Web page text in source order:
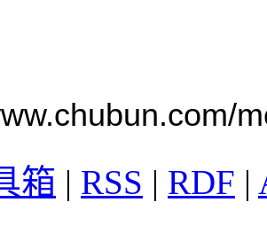
箱 | RSS | RDF |